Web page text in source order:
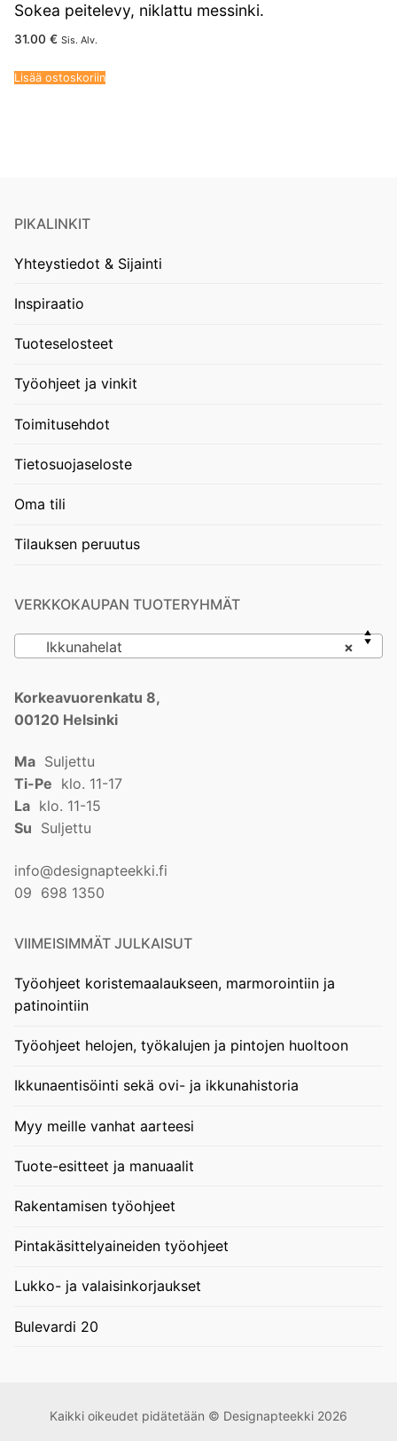
Sokea peitelevy, niklattu messinki.
31.00 € Sis. Alv.
Lisää ostoskoriin
PIKALINKIT
Yhteystiedot & Sijainti
Inspiraatio
Tuoteselosteet
Työohjeet ja vinkit
Toimitusehdot
Tietosuojaseloste
Oma tili
Tilauksen peruutus
VERKKOKAUPAN TUOTERYHMÄT
×
Ikkunahelat
Korkeavuorenkatu 8,
00120 Helsinki
Ma Suljettu
Ti-Pe klo. 11-17
La klo. 11-15
Su Suljettu
info@designapteekki.fi
09 698 1350
VIIMEISIMMÄT JULKAISUT
Työohjeet koristemaalaukseen, marmorointiin ja
patinointiin
Työohjeet helojen, työkalujen ja pintojen huoltoon
Ikkunaentisöinti sekä ovi- ja ikkunahistoria
Myy meille vanhat aarteesi
Tuote-esitteet ja manuaalit
Rakentamisen työohjeet
Pintakäsittelyaineiden työohjeet
Lukko- ja valaisinkorjaukset
Bulevardi 20
Kaikki oikeudet pidätetään © Designapteekki 2026